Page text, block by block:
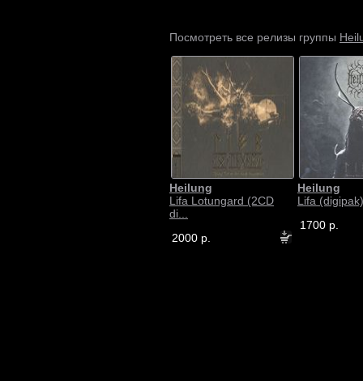
Посмотреть все релизы группы
Heilung
Lifa Lotungard (2CD
di...
2000 р.
Heilung
Lifa (digipak)
1700 р.